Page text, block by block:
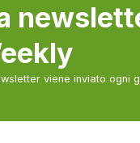
viene inviato ogni